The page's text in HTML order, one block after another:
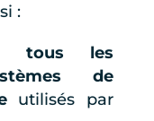
:
tous les
de
utilisés par